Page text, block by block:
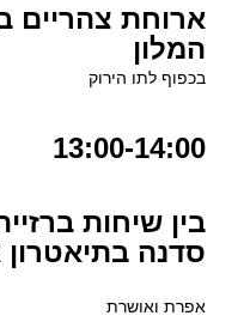
ארוחת צהריים
המלון
בכפוף לתו הירוק
13:00-14:00
בין שיחות
סדנה בתיאטרון
אפרת ואושרת